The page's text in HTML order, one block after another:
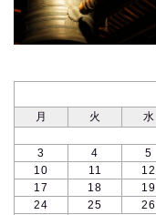
月
火 水
3
4 5
10
11 12
17
18 19
24
25 26